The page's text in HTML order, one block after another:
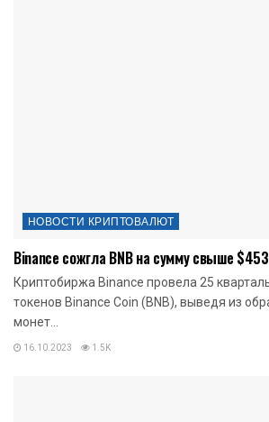
НОВОСТИ КРИПТОВАЛЮТ
Binance сожгла BNB на сумму свыше
Криптобиржа Binance провела 25
токенов Binance Coin (BNB), выведя из
монет...
16.10.2023 1.5K